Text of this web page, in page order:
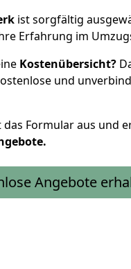
ist sorgfältig
Erfahrung im
Kostenübersicht?
und
das Formular aus und
Angebote